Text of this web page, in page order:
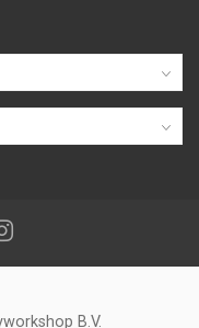
Instagram
B.V.